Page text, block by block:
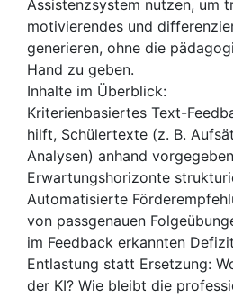
Assistenzsystem nutzen, um
motivierendes und
generieren, ohne die
Hand zu geben.
Inhalte im Überblick:
Kriterienbasiertes Text-
hilft, Schülertexte (z. B.
Analysen) anhand
Erwartungshorizonte
Automatisierte
von passgenauen
im Feedback erkannten
Entlastung statt Ersetzung:
der KI? Wie bleibt die